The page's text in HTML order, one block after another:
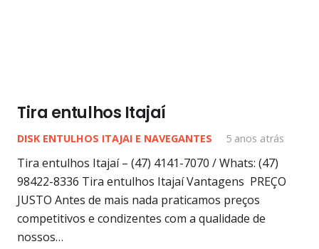
Tira entulhos Itajaí
DISK ENTULHOS ITAJAI E NAVEGANTES 5 anos atrás
Tira entulhos Itajaí – (47) 4141-7070 / Whats: (47)
98422-8336 Tira entulhos Itajaí Vantagens PREÇO
JUSTO Antes de mais nada praticamos preços
competitivos e condizentes com a qualidade de
nossos…